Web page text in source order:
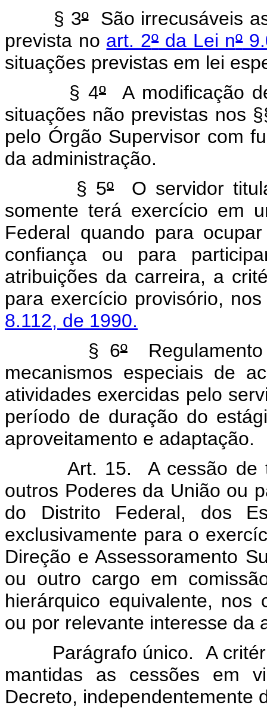
§ 3ºSão irrecusáveis
prevista no art. 2ºda Lei nº
situações previstas em lei
§ 4º A modificação
situações não previstas nos
pelo Órgão Supervisor com
da administração.
§ 5º O servidor
somente terá exercício em
Federal quando para
confiança ou para
atribuições da carreira, a
para exercício provisório,
8.112, de 1990.
§ 6ºRegulamento
mecanismos especiais de
atividades exercidas pelo
período de duração do
aproveitamento e adaptação.
Art. 15. A cessão de
outros Poderes da União ou
do Distrito Federal, dos
exclusivamente para o
Direção e Assessoramento
ou outro cargo em
hierárquico equivalente, nos
ou por relevante interesse da
Parágrafo único. A
mantidas as cessões em
Decreto, independentemente